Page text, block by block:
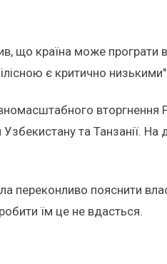
що країна може програти
є критично низькими".
вторгнення
та Танзанії. На
переконливо пояснити
їм це не вдасться.